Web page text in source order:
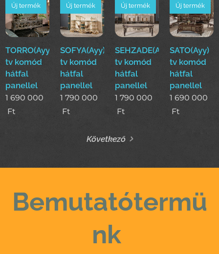
TORRO(Ayy)
tv komód
hátfal
panellel
Új termék
1 690 000
Ft
SOFYA(Ayy)
tv komód
hátfal
panellel
Új termék
1 790 000
Ft
SEHZADE(Ayy)
tv komód
hátfal
panellel
Új termék
1 790 000
Ft
SATO(Ayy)
tv komód
hátfal
panellel
Új termék
1 690 000
Ft
Következő
Bemutatótermü
nk